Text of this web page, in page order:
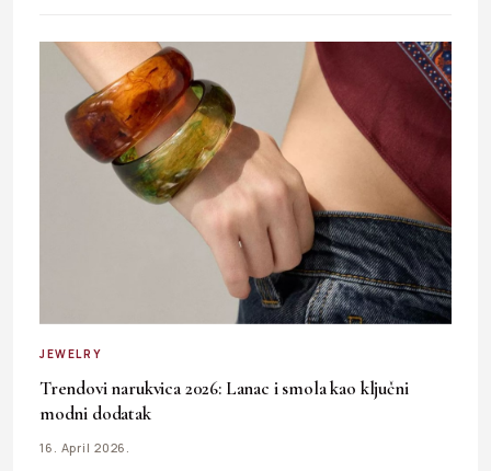
JEWELRY
Trendovi narukvica 2026: Lanac i smola kao ključni
modni dodatak
16. April 2026.